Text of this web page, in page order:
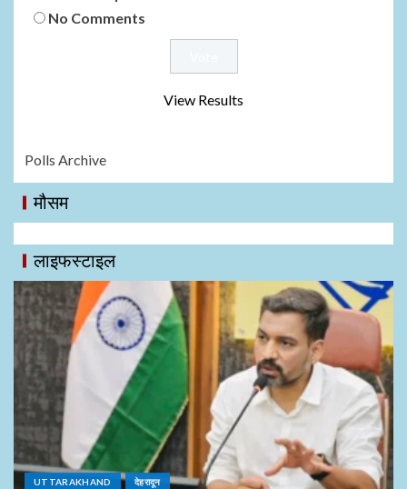
No Comments
View Results
Polls Archive
मौसम
लाइफस्टाइल
UTTARAKHAND देहरादून